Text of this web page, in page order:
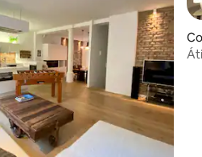
de 5; 345 evaluaciones
g